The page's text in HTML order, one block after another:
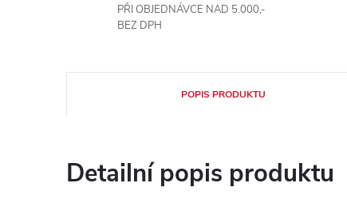
PŘI OBJEDNÁVCE NAD 5.000,-
BEZ DPH
POPIS PRODUKTU
Detailní popis produktu